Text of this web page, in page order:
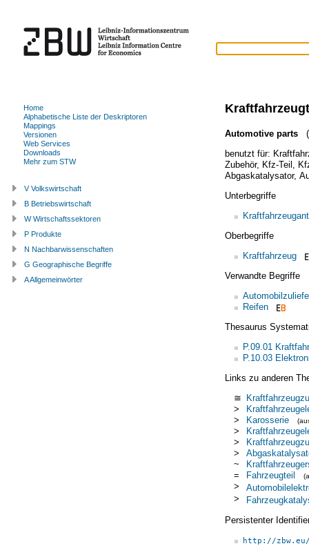
Automotive parts
benutzt für:
Zubehör, Kfz-Teil
Abgaskatalysator,
Unterbegriffe
Oberbegriffe
Kraftfahrzeug
Verwandte Begriffe
Reifen
Thesaurus
P.09.01
P.10.03
Links zu anderen
≅
>
>
Karosserie
>
>
>
~
=
Fahrzeugteil
>
>
Persistenter
http://
Home
Alphabetische Liste der Deskriptoren
Mappings
Versionen
Web Services
Downloads
Mehr zum STW
V Volkswirtschaft
B Betriebswirtschaft
W Wirtschaftssektoren
P Produkte
N Nachbarwissenschaften
G Geographische Begriffe
A Allgemeinwörter